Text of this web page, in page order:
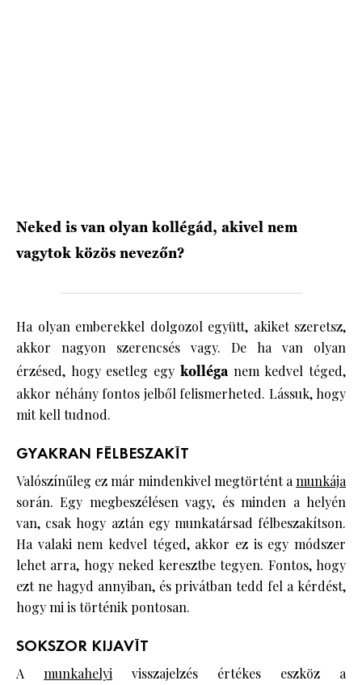
Neked is van olyan kollégád, akivel nem
vagytok közös nevezőn?
Ha olyan emberekkel dolgozol együtt, akiket szeretsz,
akkor nagyon szerencsés vagy. De ha van olyan
érzésed, hogy esetleg egy kolléganem kedvel téged,
akkor néhány fontos jelből felismerheted. Lássuk, hogy
mit kell tudnod.
GYAKRAN FÉLBESZAKÍT
Valószínűleg ez már mindenkivel megtörtént amunkája
során. Egy megbeszélésen vagy, és minden a helyén
van, csak hogy aztán egy munkatársad félbeszakítson.
Ha valaki nem kedvel téged, akkor ez is egy módszer
lehet arra, hogy neked keresztbe tegyen. Fontos, hogy
ezt ne hagyd annyiban, és privátban tedd fel a kérdést,
hogy mi is történik pontosan.
SOKSZOR KIJAVÍT
A munkahelyi visszajelzés értékes eszköz a